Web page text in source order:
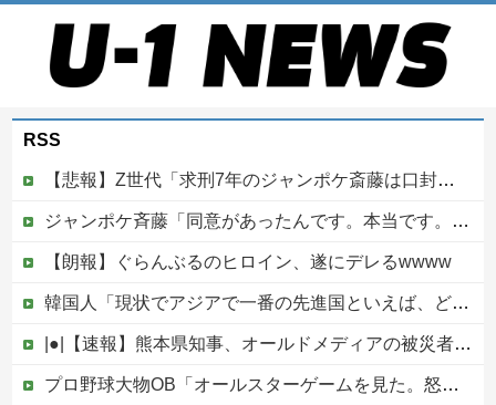
RSS
【悲報】Z世代「求刑7年のジャンポケ斎藤は口封じに被害者殺した方が量刑軽かっただろ」←1万いいね
ジャンポケ斉藤「同意があったんです。本当です。信じて下さい」 ←何でこの主張が通らないの？
【朗報】ぐらんぶるのヒロイン、遂にデレるwwww
韓国人「現状でアジアで一番の先進国といえば、どの国になるんだ？やはり日本という認識なのだろうか？」
|●|【速報】熊本県知事、オールドメディアの被災者、遺族への取材に怒り「極めて強い不満、苦情が寄せられた」
プロ野球大物OB「オールスターゲームを見た。怒りを通り越して、あきれ果てた」他